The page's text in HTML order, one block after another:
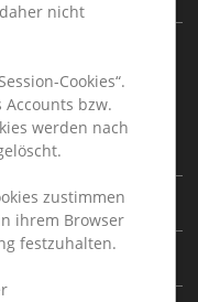
nicht
Cookies“.
bzw.
werden nach
zustimmen
ihrem Browser
festzuhalten.